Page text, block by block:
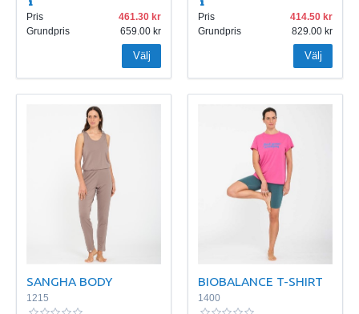
Pris
461.30
Grundpris
659.00
Välj
Pris
414.50
Grundpris
829.00
Välj
SANGHA BODY
1215
BIOBALANCE T-SHIRT
1400